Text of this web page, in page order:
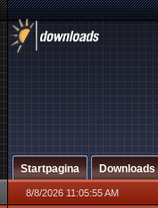
Startpagina Downloads
8/8/2026 11:05:55 AM